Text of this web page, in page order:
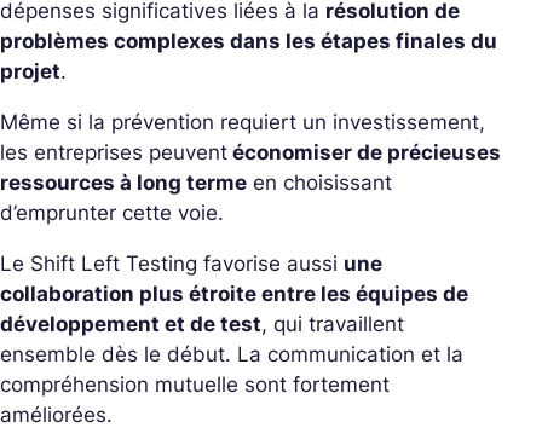
dépenses significatives liées à la résolution de
problèmes complexes dans les étapes finales du
projet.
Même si la prévention requiert un investissement,
les entreprises peuvent économiser de précieuses
ressources à long terme en choisissant
d’emprunter cette voie.
Le Shift Left Testing favorise aussi une
collaboration plus étroite entre les équipes de
développement et de test, qui travaillent
ensemble dès le début. La communication et la
compréhension mutuelle sont fortement
améliorées.